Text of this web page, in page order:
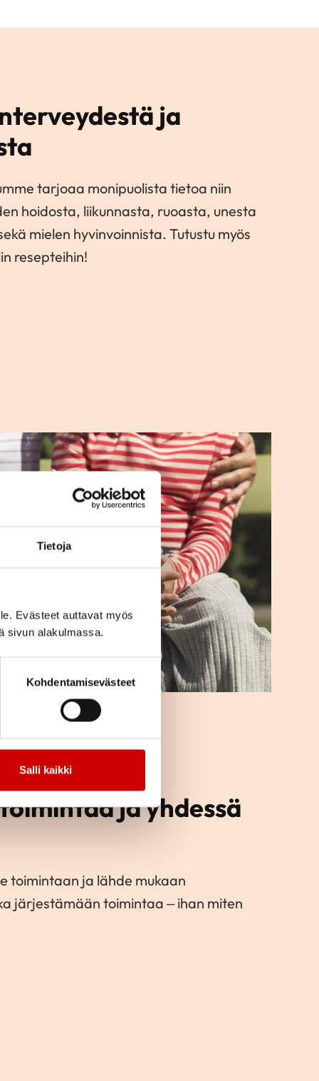
Tietoja
Evästeet auttavat myös
sivun alakulmassa.
Kohdentamisevästeet
Salli kaikki
ja
tarjoaa monipuolista tietoa niin
hoidosta, liikunnasta, ruoasta, unesta
mielen hyvinvoinnista. Tutustu myös
resepteihin!
ja yhdessä
toimintaan ja lähde mukaan
järjestämään toimintaa – ihan miten